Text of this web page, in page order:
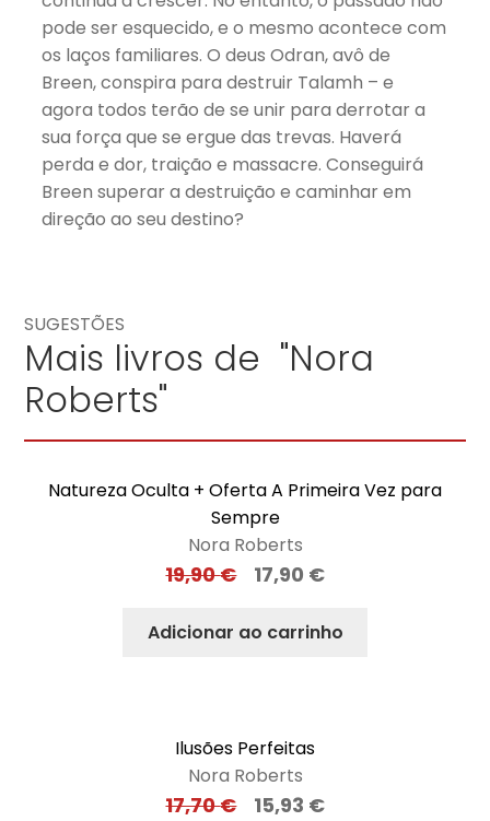
pode ser esquecido, e o mesmo acontece com
os laços familiares. O deus Odran, avô de
Breen, conspira para destruir Talamh – e
agora todos terão de se unir para derrotar a
sua força que se ergue das trevas. Haverá
perda e dor, traição e massacre. Conseguirá
Breen superar a destruição e caminhar em
direção ao seu destino?
SUGESTÕES
Mais livros de "Nora
Roberts"
Natureza Oculta + Oferta A Primeira Vez para
Sempre
Nora Roberts
19,90€ 17,90 €
Adicionar ao carrinho
Ilusões Perfeitas
Nora Roberts
17,70€ 15,93 €